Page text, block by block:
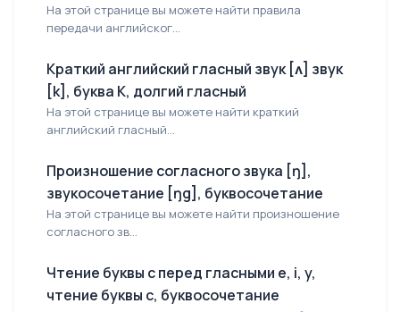
На этой странице вы можете найти правила
передачи английског...
Краткий английский гласный звук [ʌ] звук
[k], буква K, долгий гласный
На этой странице вы можете найти краткий
английский гласный...
Произношение согласного звука [ŋ],
звукосочетание [ŋg], буквосочетание
На этой странице вы можете найти произношение
согласного зв...
Чтение буквы с перед гласными e, i, y,
чтение буквы с, буквосочетание